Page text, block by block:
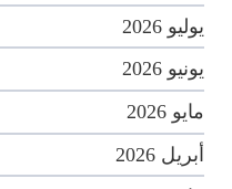
يوليو 2026
يونيو 2026
مايو 2026
أبريل 2026